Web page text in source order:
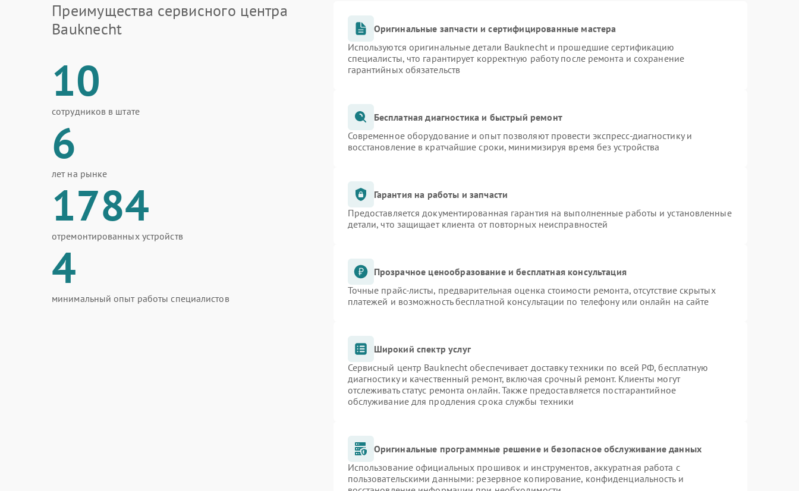
Преимущества сервисного центра
Bauknecht
10
сотрудников в штате
6
лет на рынке
1784
отремонтированных устройств
4
минимальный опыт работы специалистов
Оригинальные запчасти и сертифицированные мастера
Используются оригинальные детали Bauknecht и прошедшие сертификацию
специалисты, что гарантирует корректную работу после ремонта и сохранение
гарантийных обязательств
Бесплатная диагностика и быстрый ремонт
Современное оборудование и опыт позволяют провести экспресс-диагностику и
восстановление в кратчайшие сроки, минимизируя время без устройства
Гарантия на работы и запчасти
Предоставляется документированная гарантия на выполненные работы и установленные
детали, что защищает клиента от повторных неисправностей
Прозрачное ценообразование и бесплатная консультация
Точные прайс-листы, предварительная оценка стоимости ремонта, отсутствие скрытых
платежей и возможность бесплатной консультации по телефону или онлайн на сайте
Широкий спектр услуг
Сервисный центр Bauknecht обеспечивает доставку техники по всей РФ, бесплатную
диагностику и качественный ремонт, включая срочный ремонт. Клиенты могут
отслеживать статус ремонта онлайн. Также предоставляется постгарантийное
обслуживание для продления срока службы техники
Оригинальные программные решение и безопасное обслуживание данных
Использование официальных прошивок и инструментов, аккуратная работа с
пользовательскими данными: резервное копирование, конфиденциальность и